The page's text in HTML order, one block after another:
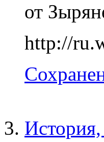
от
http://
История,